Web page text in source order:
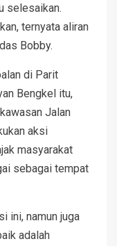
selesaikan.
ternyata aliran
Bobby.
di Parit
Bengkel itu,
Jalan
aksi
masyarakat
sebagai tempat
ini, namun juga
adalah